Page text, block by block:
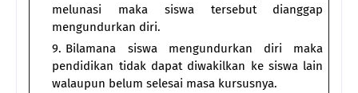
melunasi maka siswa tersebut dianggap
mengundurkan diri.
Bilamana siswa mengundurkan diri maka
pendidikan tidak dapat diwakilkan ke siswa lain
walaupun belum selesai masa kursusnya.